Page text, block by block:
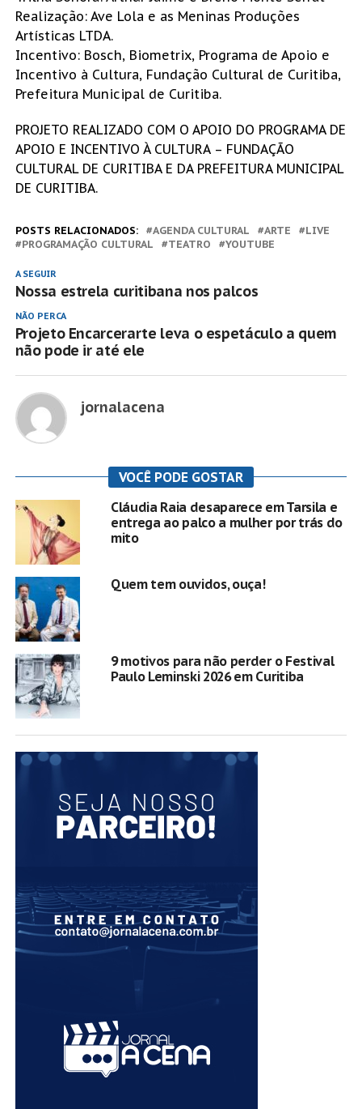
Realização: Ave Lola e as Meninas Produções
Artísticas LTDA.
Incentivo: Bosch, Biometrix, Programa de Apoio e
Incentivo à Cultura, Fundação Cultural de Curitiba,
Prefeitura Municipal de Curitiba.
PROJETO REALIZADO COM O APOIO DO PROGRAMA DE
APOIO E INCENTIVO À CULTURA – FUNDAÇÃO
CULTURAL DE CURITIBA E DA PREFEITURA MUNICIPAL
DE CURITIBA.
POSTS RELACIONADOS: AGENDA CULTURAL ARTE
LIVE
PROGRAMAÇÃO CULTURAL
TEATRO YOUTUBE
A SEGUIR
Nossa estrela curitibana nos palcos
NÃO PERCA
Projeto Encarcerarte leva o espetáculo a quem
não pode ir até ele
jornalacena
VOCÊ PODE GOSTAR
Cláudia Raia desaparece em Tarsila e
entrega ao palco a mulher por trás do
mito
Quem tem ouvidos, ouça!
9 motivos para não perder o Festival
Paulo Leminski 2026 em Curitiba